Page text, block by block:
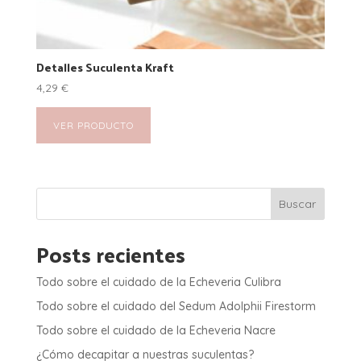
Detalles Suculenta Kraft
4,29 €
VER PRODUCTO
Buscar
Posts recientes
Todo sobre el cuidado de la Echeveria Culibra
Todo sobre el cuidado del Sedum Adolphii Firestorm
Todo sobre el cuidado de la Echeveria Nacre
¿Cómo decapitar a nuestras suculentas?